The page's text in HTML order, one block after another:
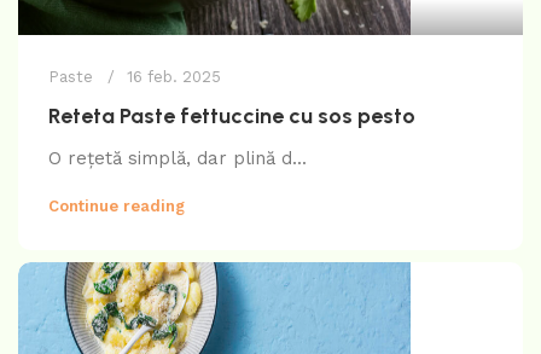
Paste 16 feb. 2025
Reteta Paste fettuccine cu sos pesto
O rețetă simplă, dar plină d...
Continue reading